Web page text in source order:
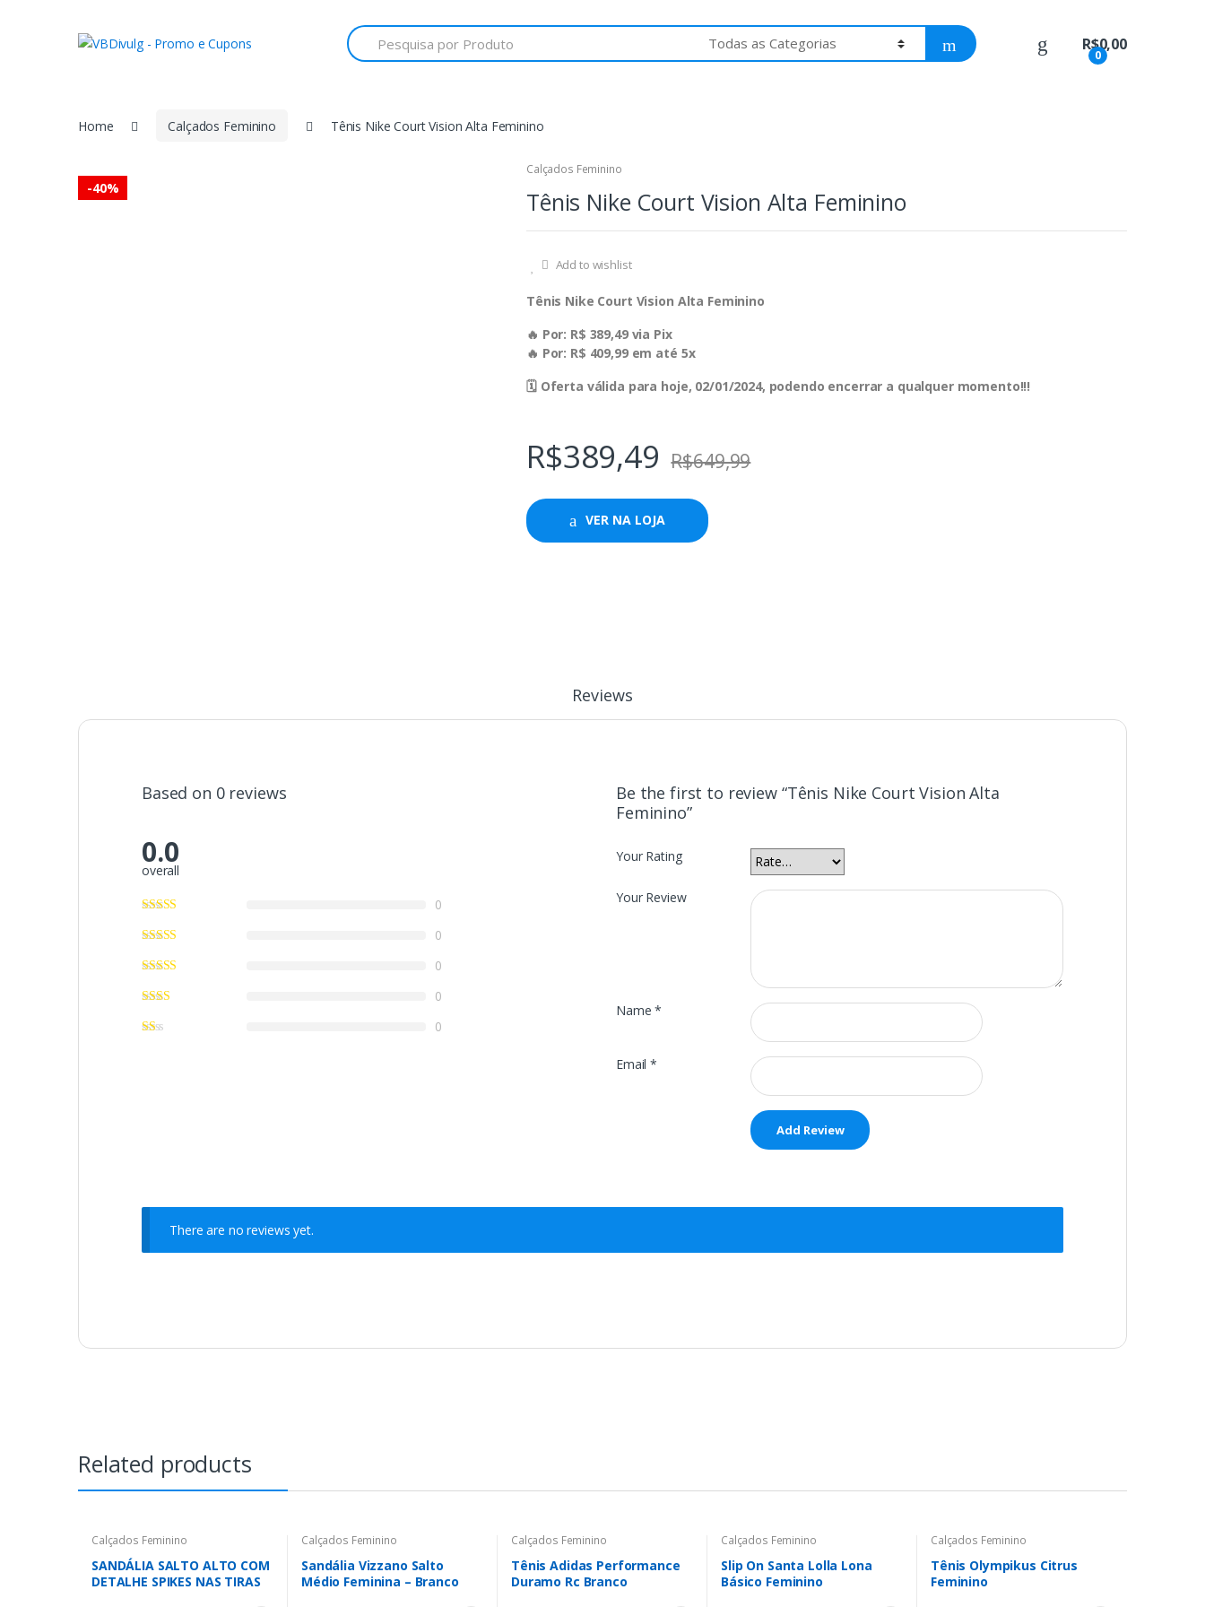
Search
for:
0
R$0,00
Home Calçados Feminino Tênis Nike Court Vision Alta Feminino
-40%
Calçados Feminino
Tênis Nike Court Vision Alta Feminino
Add to wishlist
Tênis Nike Court Vision Alta Feminino
🔥 Por: R$ 389,49 via Pix
🔥 Por: R$ 409,99 em até 5x
🗓 Oferta válida para hoje, 02/01/2024, podendo encerrar a qualquer momento!!!
R$389,49 R$649,99
VER NA LOJA
Reviews
Based on 0 reviews
0.0
overall
0
0
0
0
0
Be the first to review “Tênis Nike Court Vision Alta
Feminino”
Your Rating
Your Review
Name*
Email*
There are no reviews yet.
Related products
Calçados Feminino
SANDÁLIA SALTO ALTO COM
DETALHE SPIKES NAS TIRAS
Calçados Feminino
Sandália Vizzano Salto
Médio Feminina – Branco
Calçados Feminino
Tênis Adidas Performance
Duramo Rc Branco
Calçados Feminino
Slip On Santa Lolla Lona
Básico Feminino
Calçados Feminino
Tênis Olympikus Citrus
Feminino